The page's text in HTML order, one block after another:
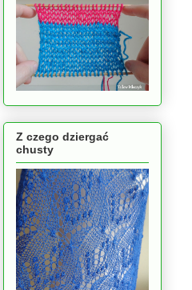
Z czego dziergać
chusty